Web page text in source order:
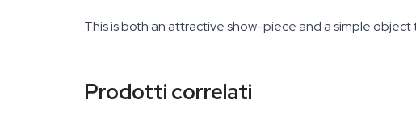
This is both an attractive show-piece and a simple
Prodotti correlati